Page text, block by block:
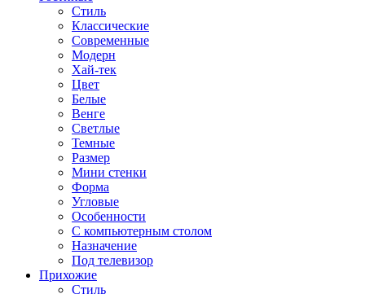
Стиль
Классические
Современные
Модерн
Хай-тек
Цвет
Белые
Венге
Светлые
Темные
Размер
Мини стенки
Форма
Угловые
Особенности
С компьютерным столом
Назначение
Под телевизор
Прихожие
Стиль